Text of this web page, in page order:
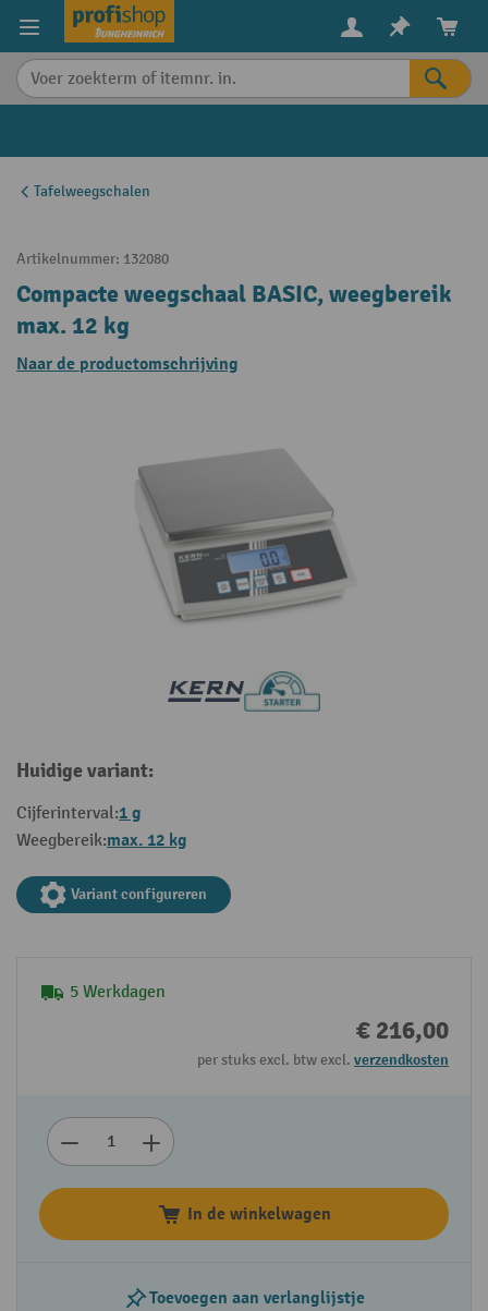
content
Tafelweegschalen
Artikelnummer: 132080
Compacte weegschaal BASIC, weegbereik
max. 12 kg
Naar de productomschrijving
Huidige variant:
Cijferinterval:1 g
Weegbereik:max. 12 kg
Variant configureren
5 Werkdagen
€ 216,00
per stuks excl. btw excl. verzendkosten
In de winkelwagen
Toevoegen aan verlanglijstje